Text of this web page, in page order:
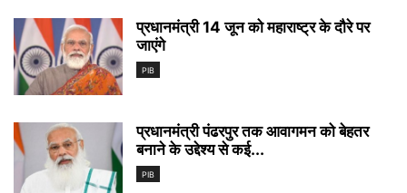
प्रधानमंत्री 14 जून को महाराष्ट्र के दौरे पर
जाएंगे
PIB
प्रधानमंत्री पंढरपुर तक आवागमन को बेहतर
बनाने के उद्देश्य से कई...
PIB